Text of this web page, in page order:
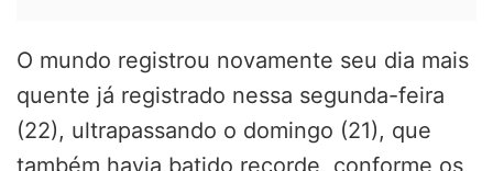
O mundo registrou novamente seu dia mais
quente já registrado nessa segunda-feira
(22), ultrapassando o domingo (21), que
também havia batido recorde, conforme os